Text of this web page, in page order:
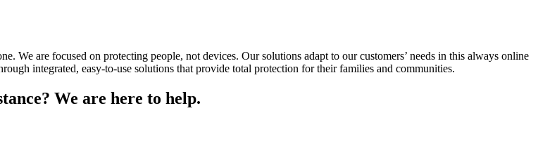
We are focused on protecting people, not devices. Our solutions adapt to our customers’ needs in this always online
integrated, easy-to-use solutions that provide total protection for their families and communities.
We are here to help.